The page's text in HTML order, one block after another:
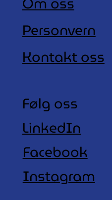
Personvern
Kontakt oss
Følg oss
LinkedIn
Facebook
Instagram